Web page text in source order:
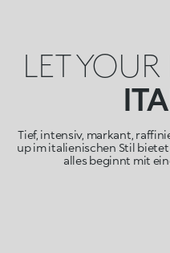
LET YOUR
Tief, intensiv, markant,
up im italienischen Stil
alles beginnt mit